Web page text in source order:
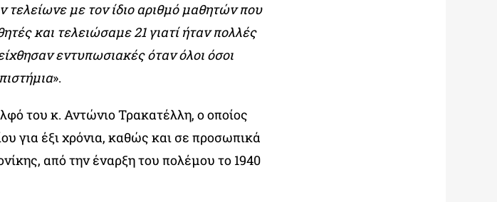
με τον ίδιο αριθμό μαθητών που
και τελειώσαμε 21 γιατί ήταν πολλές
εντυπωσιακές όταν όλοι όσοι
».
του κ. Αντώνιο Τρακατέλλη, ο οποίος
για έξι χρόνια, καθώς και σε προσωπικά
από την έναρξη του πολέμου το 1940